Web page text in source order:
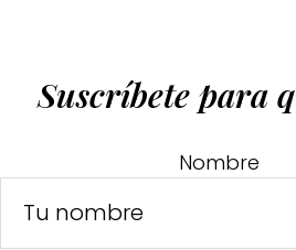
Suscríbete para
Nombre